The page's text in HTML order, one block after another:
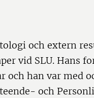
och extern
vid SLU. Hans
och han var med
och